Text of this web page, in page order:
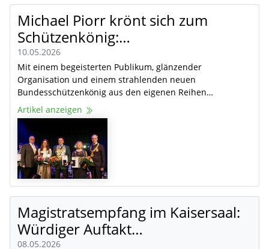
Michael Piorr krönt sich zum
Schützenkönig:…
10.05.2026
Mit einem begeisterten Publikum, glänzender
Organisation und einem strahlenden neuen
Bundesschützenkönig aus den eigenen Reihen…
Artikel anzeigen
Magistratsempfang im Kaisersaal:
Würdiger Auftakt…
08.05.2026